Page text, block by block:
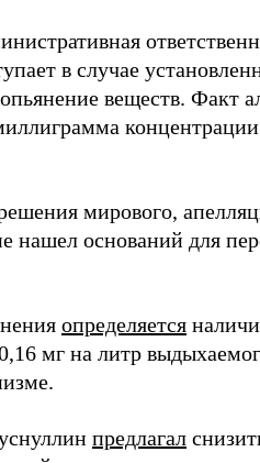
в случае
веществ. Факт
мирового,
нашел оснований для
определяется
мг на литр
предлагал